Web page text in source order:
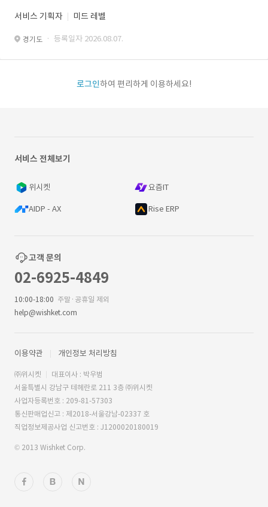
서비스 기획자 미드 레벨
경기도 · 등록일자 2026.08.07.
로그인하여 편리하게 이용하세요!
서비스 전체보기
위시켓 요즘IT
AIDP - AX Rise ERP
고객 문의
02-6925-4849
10:00-18:00 주말·공휴일 제외
help@wishket.com
이용약관 개인정보 처리방침
㈜위시켓
대표이사 : 박우범
서울특별시 강남구 테헤란로 211 3층 ㈜위시켓
사업자등록번호 : 209-81-57303
통신판매업신고 : 제2018-서울강남-02337 호
직업정보제공사업 신고번호 : J1200020180019
© 2013 Wishket Corp.